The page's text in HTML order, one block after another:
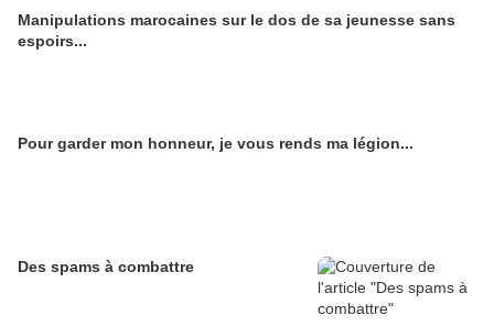
Manipulations marocaines sur le dos de sa jeunesse sans
espoirs...
Pour garder mon honneur, je vous rends ma légion...
Des spams à combattre